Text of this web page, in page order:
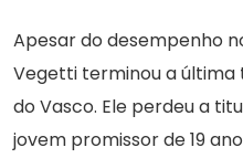
Apesar do desempenho
Vegetti terminou a
do Vasco. Ele perdeu a
jovem promissor de 19